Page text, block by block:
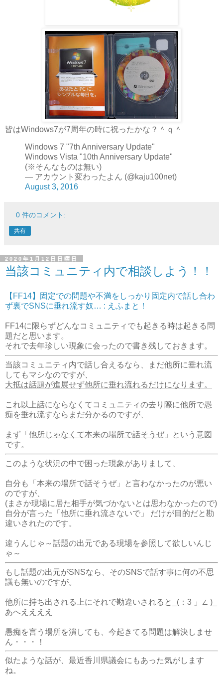
皆はWindows7が7周年の時に祝ったかな？＾ｑ＾
Windows 7 "7th Anniversary Update"
Windows Vista "10th Anniversary Update"
(※そんなものは無い)
— アカウント変わったよん (@kaju100net)
August 3, 2016
0 件のコメント:
共有
2020年1月12日日曜日
当該コミュニティ内で相談しよう！！
【FF14】固定での問題や不満をしっかり固定内で話し合わ
ず裏でSNSに垂れ流す奴… : えふまと！
FF14に限らずどんなコミュニティでも起きる時は起きる問
題だと思います。
それで去年珍しい現象に会ったので書き残しておきます。
当該コミュニティ内で話し合えるなら、まだ他所に垂れ流
してもマシなのですが、
大抵は話題が進展せず他所に垂れ流れるだけになります。
これ以上話にならなくてコミュニティの去り際に他所で愚
痴を垂れ流すならまだ分かるのですが、
まず「 他所じゃなくて本来の場所で話そうぜ」という意図
です。
このような状況の中で困った現象がありまして、
自分も「本来の場所で話そうぜ」と言わなかったのが悪い
のですが、
(まさか現場に居た相手が気づかないとは思わなかったので)
自分が言った「他所に垂れ流さないで」 だけが目的だと勘
違いされたのです。
違うんじゃ～話題の出元である現場を参照して欲しいんじ
ゃ～
もし話題の出元がSNSなら、そのSNSで話す事に何の不思
議も無いのですが。
他所に持ち出される上にそれで勘違いされると_(：3 」∠ )_
あへええええ
愚痴を言う場所を潰しても、今起きてる問題は解決しませ
ん・・・！
似たような話が、最近香川県議会にもあった気がします
ね。